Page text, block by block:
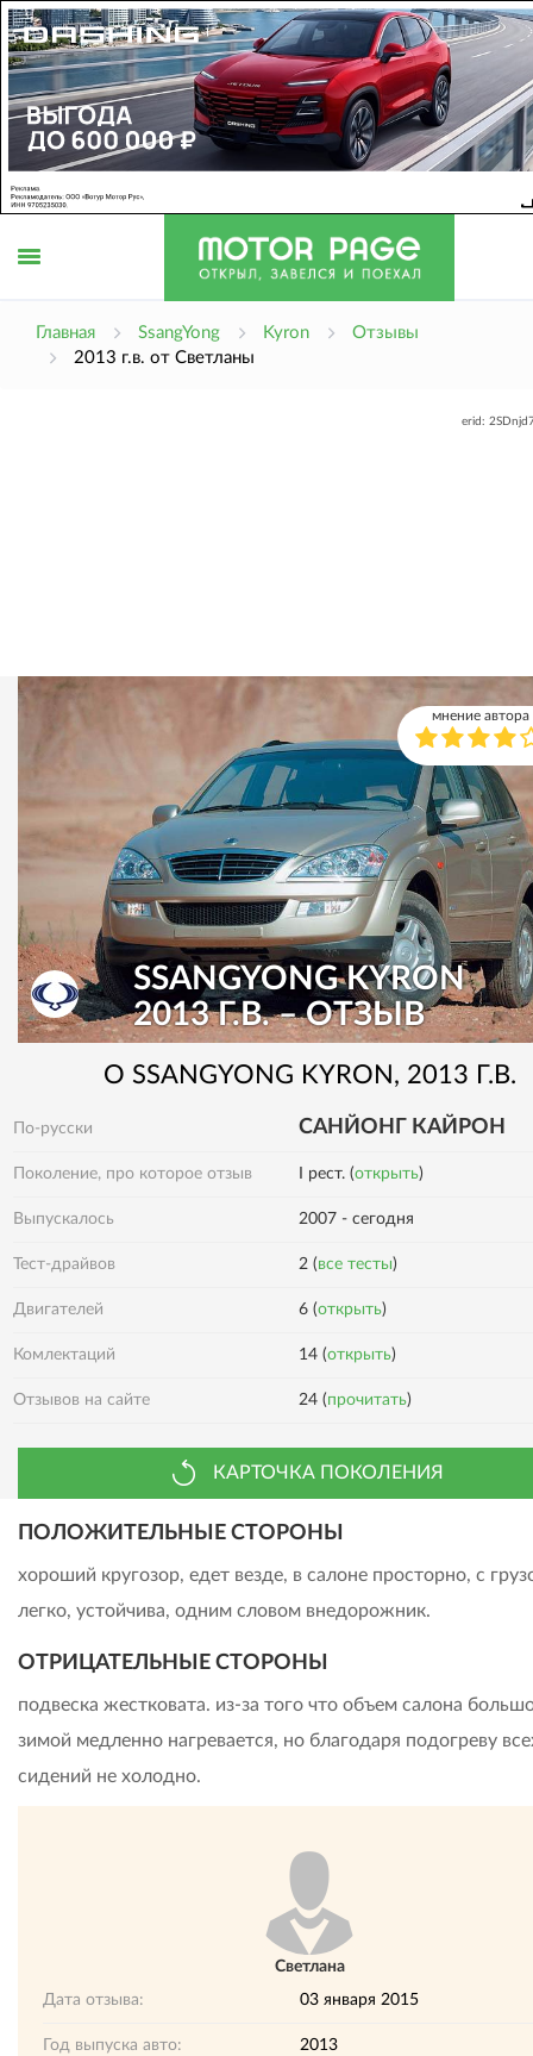
Главная SsangYong Kyron
Отзывы
2013 г.в. от Светланы
erid:
SSANGYONG KYRON
2013 Г.В. – ОТЗЫВ
мнение автора
О SSANGYONG KYRON , 2013 Г.В.
По-русски САНЙОНГ КАЙРОН
Поколение, про которое отзыв I рест. (открыть)
Выпускалось 2007 - сегодня
Тест-драйвов 2 (все тесты)
Двигателей 6 (открыть)
Комлектаций 14 (открыть)
Отзывов на сайте 24 (прочитать)
КАРТОЧКА ПОКОЛЕНИЯ
ПОЛОЖИТЕЛЬНЫЕ СТОРОНЫ
хороший кругозор, едет везде, в салоне просторно, с
легко, устойчива, одним словом внедорожник.
ОТРИЦАТЕЛЬНЫЕ СТОРОНЫ
подвеска жестковата. из-за того что объем салона
зимой медленно нагревается, но благодаря подогреву
сидений не холодно.
Светлана
Дата отзыва: 03 января 2015
Год выпуска авто: 2013